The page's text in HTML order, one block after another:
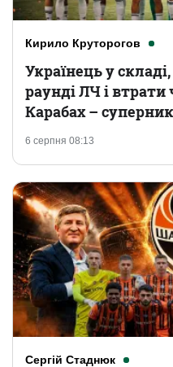
Кирило Круторогов
6 серпня 08:13
Українець у
раунді ЛЧ і втрати
Карабах –
Сергій Стаднюк